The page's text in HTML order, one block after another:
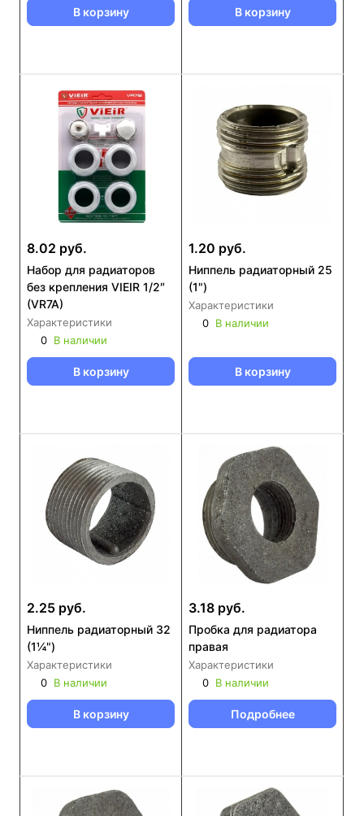
В корзину В корзину
8.02 руб.
Набор для радиаторов
без крепления VIEIR 1/2″
(VR7A)
Характеристики
0 В наличии
В корзину
1.20 руб.
Ниппель радиаторный 25
(1")
Характеристики
0 В наличии
В корзину
2.25 руб.
Ниппель радиаторный 32
(1¼")
Характеристики
0 В наличии
В корзину
3.18 руб.
Пробка для радиатора
правая
Характеристики
0 В наличии
Подробнее